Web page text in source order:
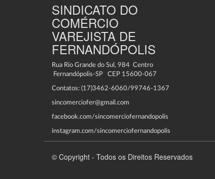
SINDICATO DO
COMÉRCIO
VAREJISTA DE
FERNANDÓPOLIS
Rua Rio Grande do Sul, 984 Centro
Fernandópolis-SP CEP 15600-067
Contatos: (17)3462-6060/99746-1367
sincomerciofer@gmail.com
facebook.com/sincomerciofernandopolis
instagram.com/sincomerciofernandopolis
© Copyright - Todos os Direitos Reservados